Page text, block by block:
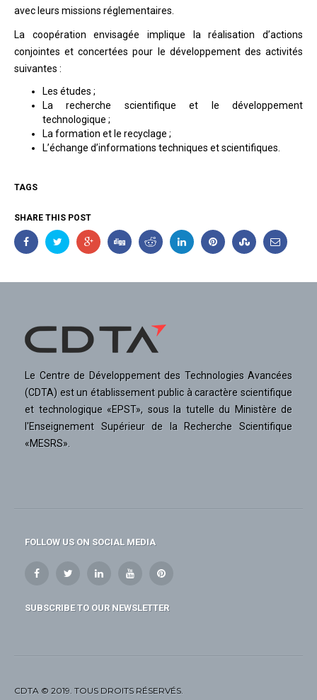
avec leurs missions réglementaires.
La coopération envisagée implique la réalisation d’actions
conjointes et concertées pour le développement des activités
suivantes :
Les études ;
La recherche scientifique et le développement
technologique ;
La formation et le recyclage ;
L’échange d’informations techniques et scientifiques.
TAGS
SHARE THIS POST
Le Centre de Développement des Technologies Avancées
(CDTA) est un établissement public à caractère scientifique
et technologique «EPST», sous la tutelle du Ministère de
l'Enseignement Supérieur de la Recherche Scientifique
«MESRS».
FOLLOW US ON SOCIAL MEDIA
SUBSCRIBE TO OUR NEWSLETTER
CDTA © 2019. TOUS DROITS RÉSERVÉS.